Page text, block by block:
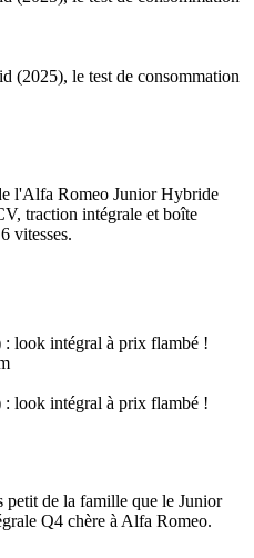
(2025), le test de consommation
l'Alfa Romeo Junior Hybride
traction intégrale et boîte
vitesses.
look intégral à prix flambé !
look intégral à prix flambé !
petit de la famille que le Junior
Q4 chère à Alfa Romeo.